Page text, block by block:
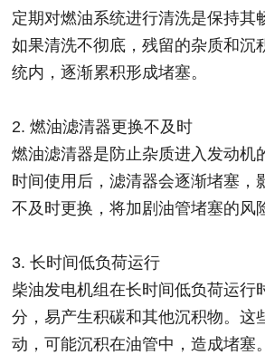
定期对燃油系统进行清洗是保持其
如果清洗不彻底，残留的杂质和沉
统内，逐渐累积形成堵塞。
2. 燃油滤清器更换不及时
燃油滤清器是防止杂质进入发动机
时间使用后，滤清器会逐渐堵塞，
不及时更换，将加剧油管堵塞的风
3. 长时间低负荷运行
柴油发电机组在长时间低负荷运行
分，易产生积碳和其他沉积物。这
动，可能沉积在油管中，造成堵塞。